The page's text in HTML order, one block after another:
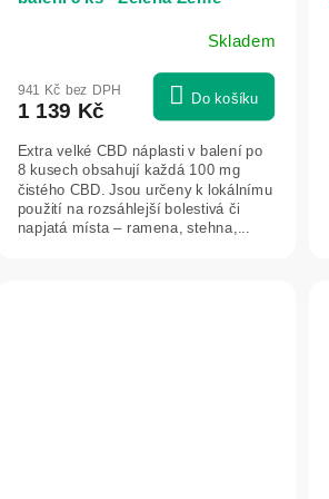
Skladem
941 Kč bez DPH
1 139 Kč Do košíku
Extra velké CBD náplasti v balení po
8 kusech obsahují každá 100 mg
čistého CBD. Jsou určeny k lokálnímu
použití na rozsáhlejší bolestivá či
napjatá místa – ramena, stehna,...